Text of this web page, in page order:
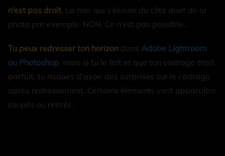
n’est pas droit. La mer qui s’écoule du côté droit de la
photo par exemple. NON. Ce n’est pas possible…
Tu peux redresser ton horizon dans Adobe Lightroom
ou Photoshop , mais si tu le fait et que ton cadrage était
parfait, tu risques d’avoir des surprises sur le cadrage
après redressement. Certains éléments vont apparaitre
coupés ou retirés.